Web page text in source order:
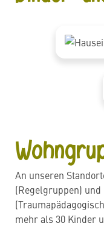
An unseren
(Regelgruppen)
mehr als 30 Kinder